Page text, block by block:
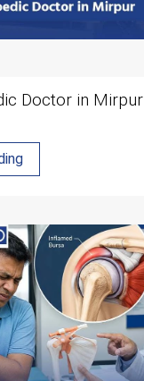
Doctor in Mirpur